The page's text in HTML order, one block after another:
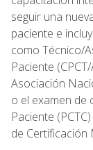
seguir una
paciente e
como Técnico/
Paciente
Asociación
o el examen de
Paciente
de Certificación